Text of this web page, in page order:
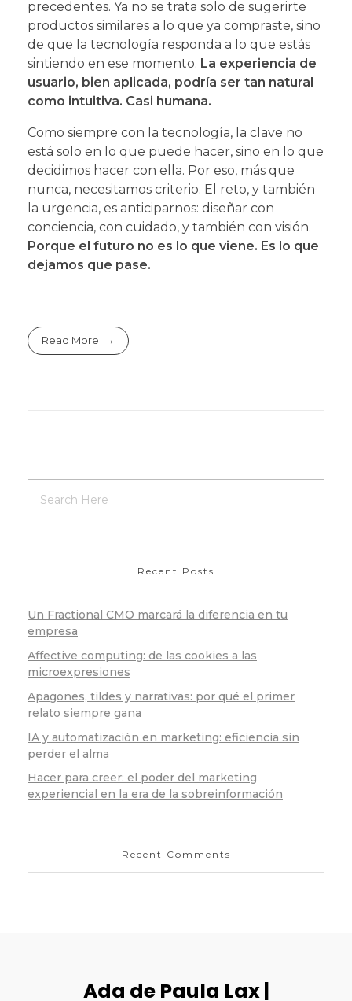
precedentes. Ya no se trata solo de sugerirte
productos similares a lo que ya compraste, sino
de que la tecnología responda a lo que estás
sintiendo en ese momento. La experiencia de
usuario, bien aplicada, podría ser tan natural
como intuitiva. Casi humana.
Como siempre con la tecnología, la clave no
está solo en lo que puede hacer, sino en lo que
decidimos hacer con ella. Por eso, más que
nunca, necesitamos criterio. El reto, y también
la urgencia, es anticiparnos: diseñar con
conciencia, con cuidado, y también con visión.
Porque el futuro no es lo que viene. Es lo que
dejamos que pase.
Read More
Recent Posts
Un Fractional CMO marcará la diferencia en tu
empresa
Affective computing: de las cookies a las
microexpresiones
Apagones, tildes y narrativas: por qué el primer
relato siempre gana
IA y automatización en marketing: eficiencia sin
perder el alma
Hacer para creer: el poder del marketing
experiencial en la era de la sobreinformación
Recent Comments
Ada de Paula Lax |